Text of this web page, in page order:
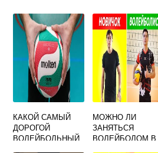
КАКОЙ САМЫЙ
ДОРОГОЙ
ВОЛЕЙБОЛЬНЫЙ
МОЖНО ЛИ
ЗАНЯТЬСЯ
ВОЛЕЙБОЛОМ В